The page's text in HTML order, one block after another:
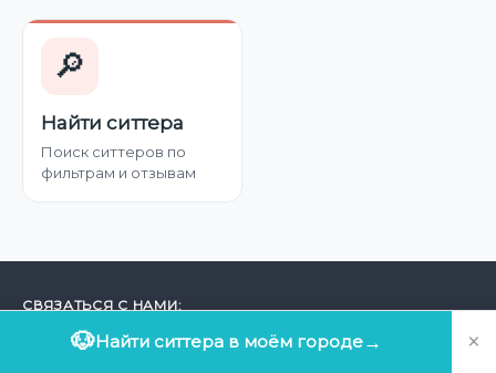
🔎
Найти ситтера
Поиск ситтеров по
фильтрам и отзывам
СВЯЗАТЬСЯ С НАМИ:
БЕСПЛАТНО ПО РФ
🐶Найти ситтера в моём городе→ ×